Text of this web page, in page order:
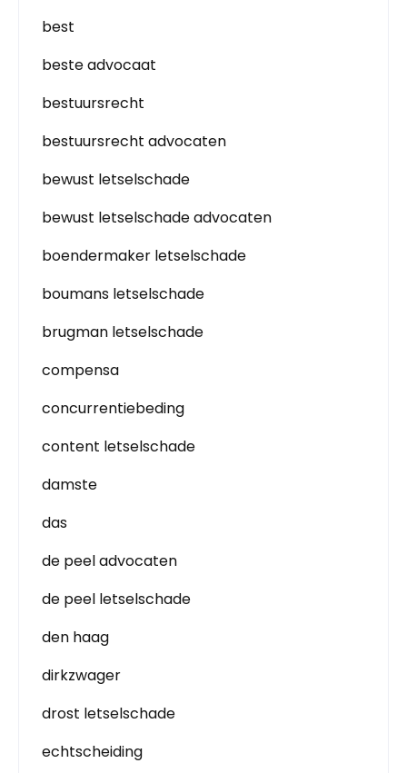
best
beste advocaat
bestuursrecht
bestuursrecht advocaten
bewust letselschade
bewust letselschade advocaten
boendermaker letselschade
boumans letselschade
brugman letselschade
compensa
concurrentiebeding
content letselschade
damste
das
de peel advocaten
de peel letselschade
den haag
dirkzwager
drost letselschade
echtscheiding